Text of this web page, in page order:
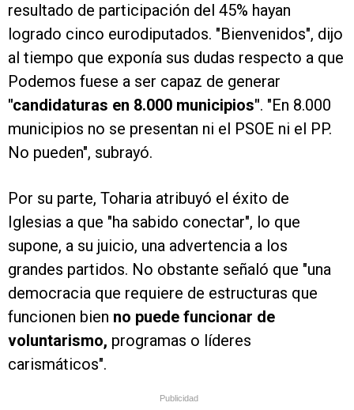
resultado de participación del 45% hayan
logrado cinco eurodiputados. "Bienvenidos", dijo
al tiempo que exponía sus dudas respecto a que
Podemos fuese a ser capaz de generar
"candidaturas en 8.000 municipios". "En 8.000
municipios no se presentan ni el PSOE ni el PP.
No pueden", subrayó.
Por su parte, Toharia atribuyó el éxito de
Iglesias a que "ha sabido conectar", lo que
supone, a su juicio, una advertencia a los
grandes partidos. No obstante señaló que "una
democracia que requiere de estructuras que
funcionen bien no puede funcionar de
voluntarismo, programas o líderes
carismáticos".
Publicidad